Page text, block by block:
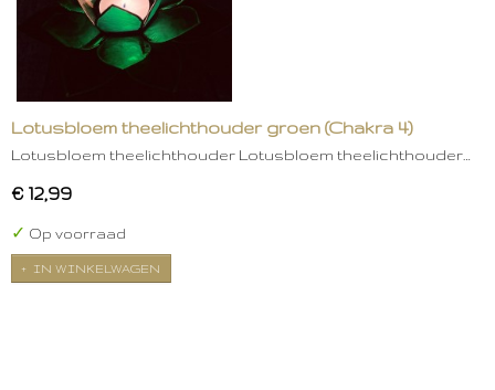
Lotusbloem theelichthouder groen (Chakra 4)
Lotusbloem theelichthouder Lotusbloem theelichthouder…
€ 12,99
✓ Op voorraad
IN WINKELWAGEN